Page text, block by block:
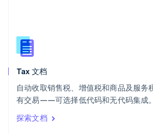
Tax 文档
自动收取销售税、增值税和商品及服务
有交易——可选择低代码和无代码集成。
探索文档
English
新西兰
匈牙利
意大利
ItalianoEnglish
印度
English